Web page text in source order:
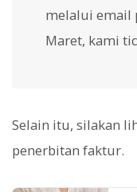
melalui email
Maret, kami
Selain itu, silakan
penerbitan faktur.